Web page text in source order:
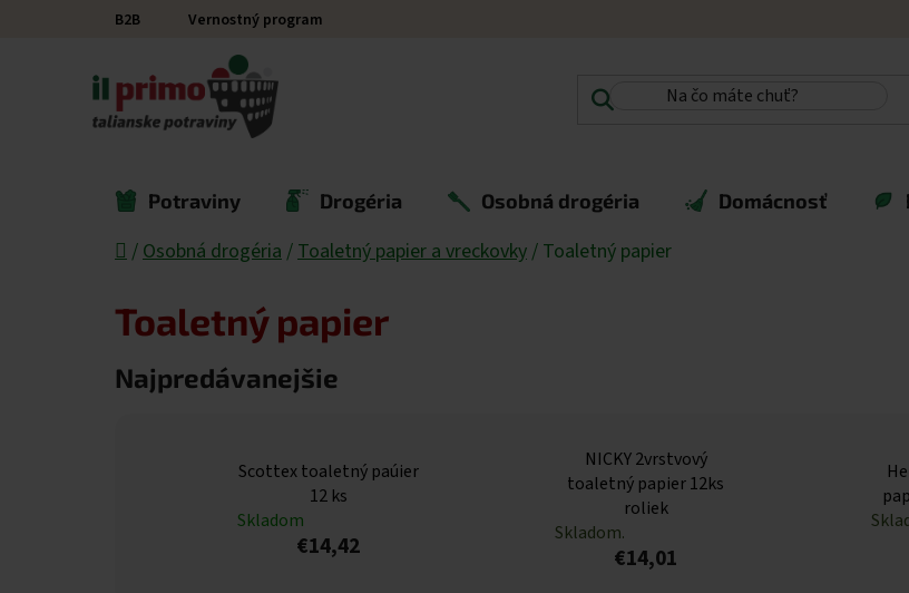
Prejsť na obsahB2B Vernostný program
Potraviny Drogéria Osobná drogéria Domácnosť
Domov
/ Osobná drogéria / Toaletný papier a vreckovky / Toaletný papier
Toaletný papier
Najpredávanejšie
Scottex toaletný paúier
12 ks
Skladom
€14,42
NICKY 2vrstvový
toaletný papier 12ks
roliek
Skladom.
€14,01